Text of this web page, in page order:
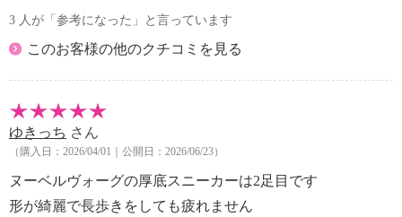
3 人が「参考になった」と言っています
このお客様の他のクチコミを見る
ゆきっち さん
（購入日：2026/04/01｜公開日：2026/06/23）
ヌーベルヴォーグの厚底スニーカーは2足目です
形が綺麗で長歩きをしても疲れません